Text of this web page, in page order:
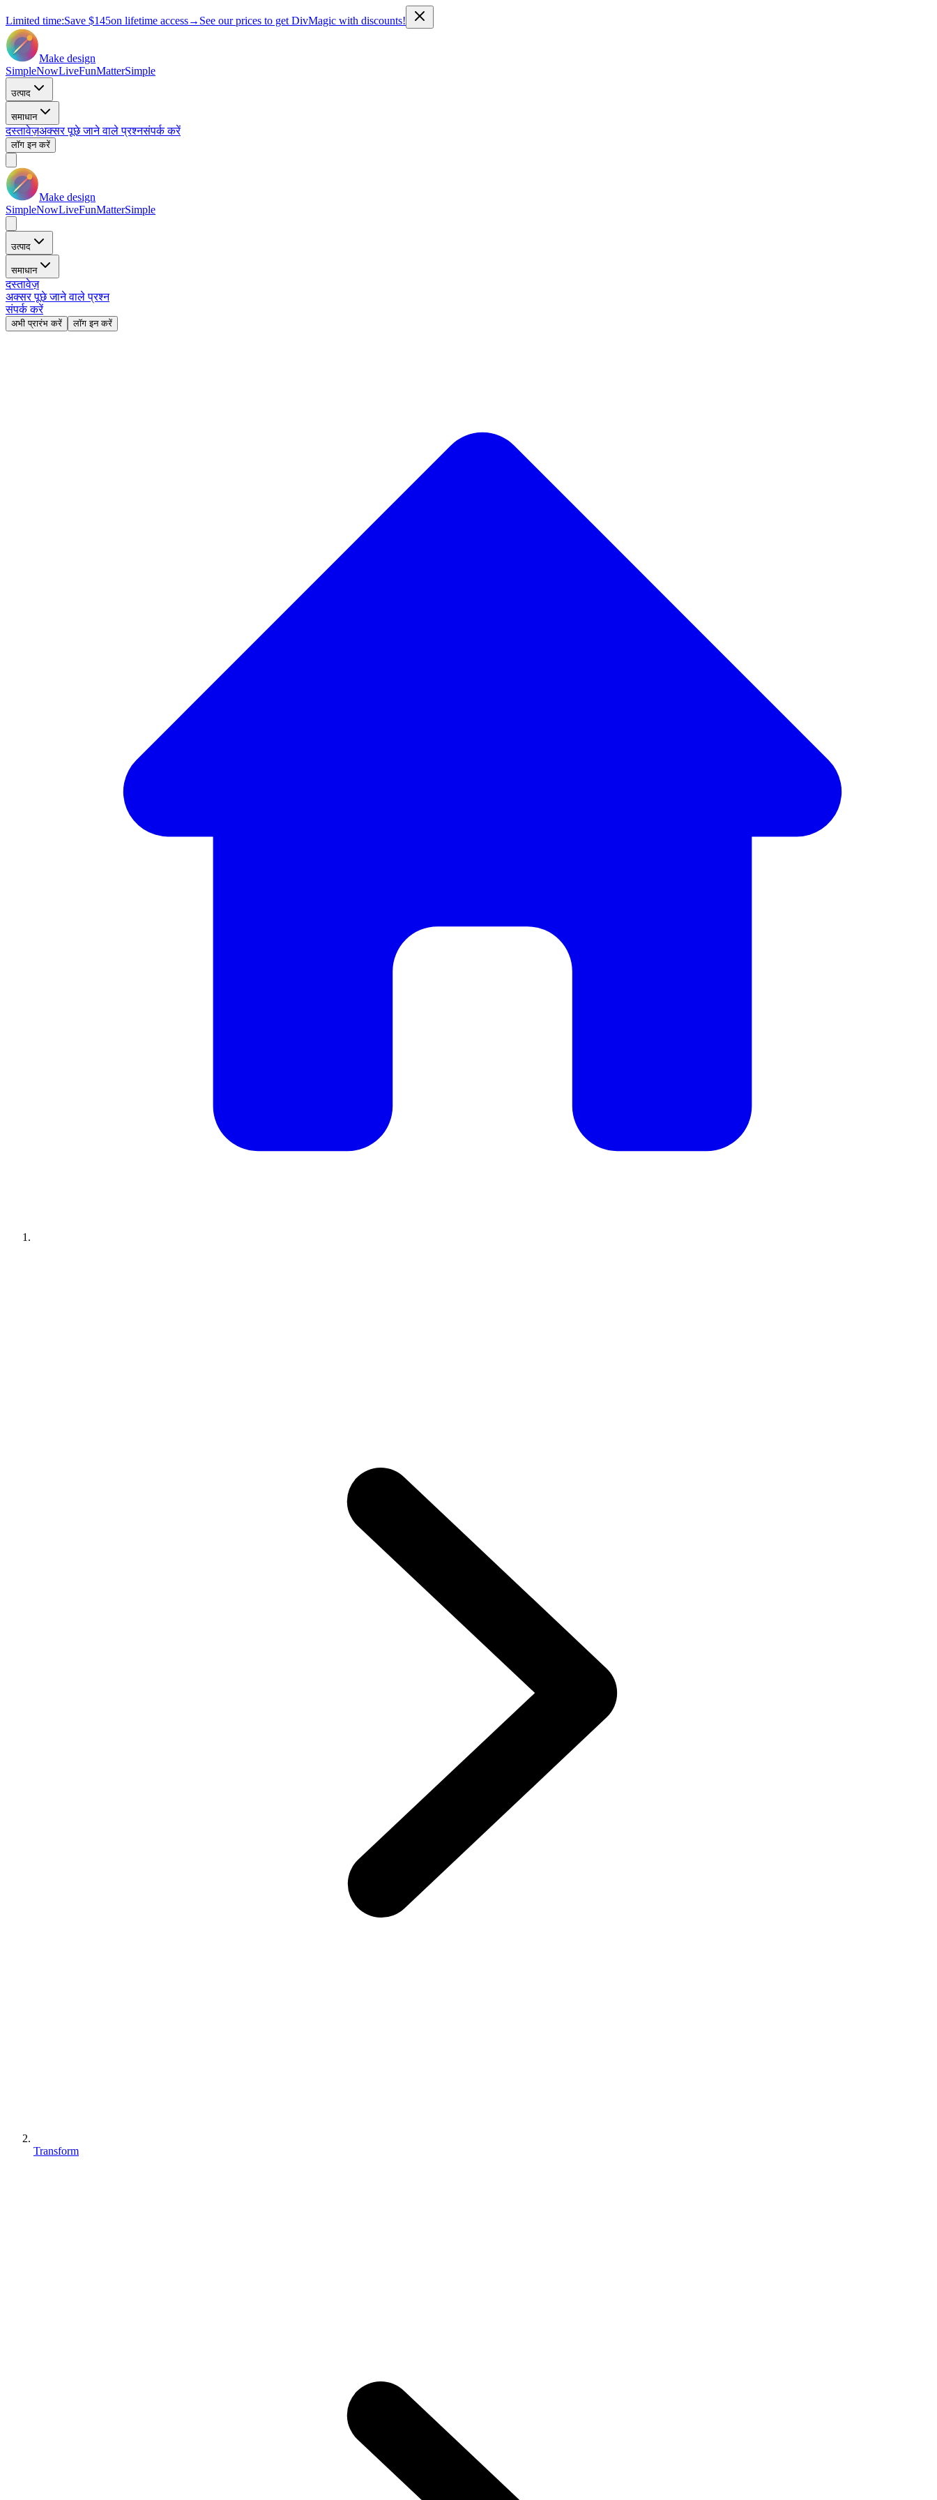
Limited time:Save $145on lifetime access→ See our prices to get DivMagic with discounts!
Make design
SimpleNowLiveFunMatterSimple
उत्पाद
समाधान
दस्तावेज़अक्सर पूछे जाने वाले प्रश्नसंपर्क करें
लॉग इन करें
Make design
SimpleNowLiveFunMatterSimple
उत्पाद
समाधान
दस्तावेज़
अक्सर पूछे जाने वाले प्रश्न
संपर्क करें
अभी प्रारंभ करें लॉग इन करें
Transform